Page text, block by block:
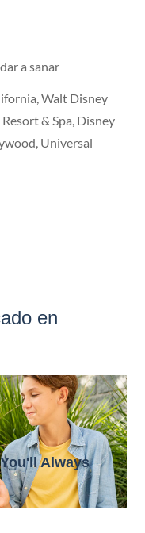
a sanar
Walt Disney
& Spa, Disney
Universal